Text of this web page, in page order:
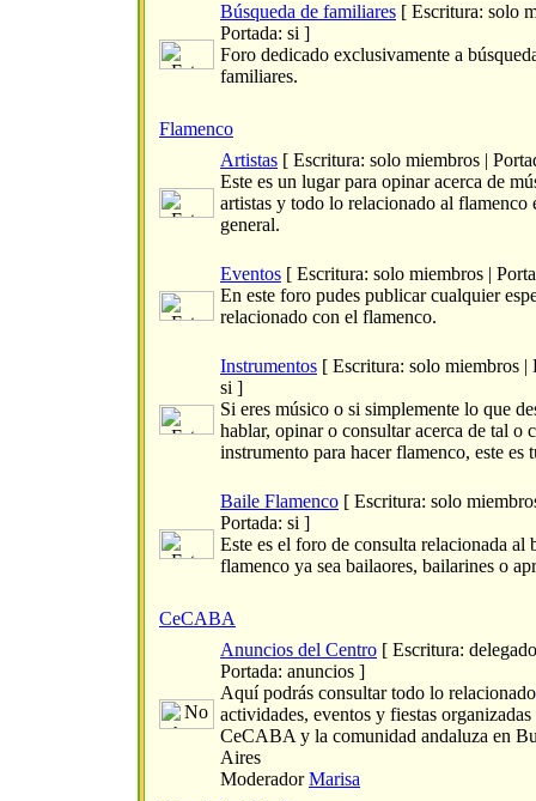
Búsqueda de familiares [ Escritura: solo
Portada: si ]
Foro dedicado exclusivamente a
familiares.
Flamenco
Artistas [ Escritura: solo miembros |
Este es un lugar para opinar acerca de
artistas y todo lo relacionado al flamenco
general.
Eventos [ Escritura: solo miembros |
En este foro pudes publicar cualquier
relacionado con el flamenco.
Instrumentos [ Escritura: solo miembros |
si ]
Si eres músico o si simplemente lo que
hablar, opinar o consultar acerca de tal o
instrumento para hacer flamenco, este es
Baile Flamenco [ Escritura: solo
Portada: si ]
Este es el foro de consulta relacionada al
flamenco ya sea bailaores, bailarines o
CeCABA
Anuncios del Centro [ Escritura:
Portada: anuncios ]
Aquí podrás consultar todo lo
actividades, eventos y fiestas
CeCABA y la comunidad andaluza en
Aires
ModeradorMarisa